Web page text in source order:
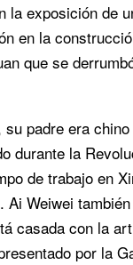
la exposición de
en la
que se
padre era
durante la
de trabajo en
Ai Weiwei
casada con la
por la